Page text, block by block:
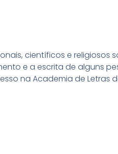
científicos e
e a escrita de alguns
na Academia de Letras